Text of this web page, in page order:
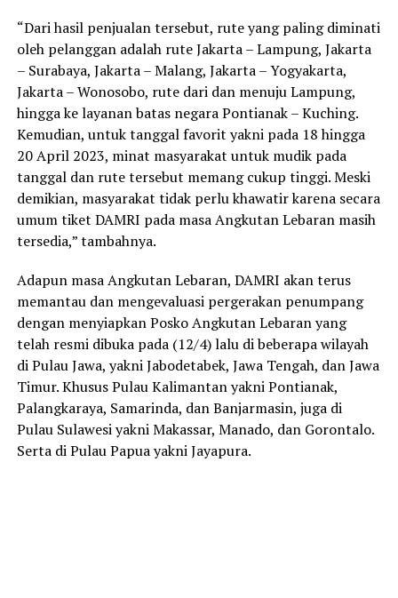
“Dari hasil penjualan tersebut, rute yang paling diminati
oleh pelanggan adalah rute Jakarta – Lampung, Jakarta
– Surabaya, Jakarta – Malang, Jakarta – Yogyakarta,
Jakarta – Wonosobo, rute dari dan menuju Lampung,
hingga ke layanan batas negara Pontianak – Kuching.
Kemudian, untuk tanggal favorit yakni pada 18 hingga
20 April 2023, minat masyarakat untuk mudik pada
tanggal dan rute tersebut memang cukup tinggi. Meski
demikian, masyarakat tidak perlu khawatir karena secara
umum tiket DAMRI pada masa Angkutan Lebaran masih
tersedia,” tambahnya.
Adapun masa Angkutan Lebaran, DAMRI akan terus
memantau dan mengevaluasi pergerakan penumpang
dengan menyiapkan Posko Angkutan Lebaran yang
telah resmi dibuka pada (12/4) lalu di beberapa wilayah
di Pulau Jawa, yakni Jabodetabek, Jawa Tengah, dan Jawa
Timur. Khusus Pulau Kalimantan yakni Pontianak,
Palangkaraya, Samarinda, dan Banjarmasin, juga di
Pulau Sulawesi yakni Makassar, Manado, dan Gorontalo.
Serta di Pulau Papua yakni Jayapura.